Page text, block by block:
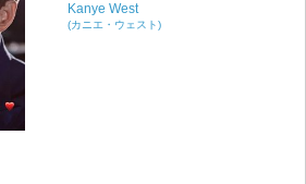
Kanye West
(カニエ・ウェスト)